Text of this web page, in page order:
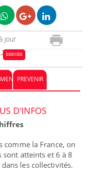
jour
intestin
PREVENIR
D'INFOS
comme la France, on
sont atteints et 6 à 8
les collectivités.